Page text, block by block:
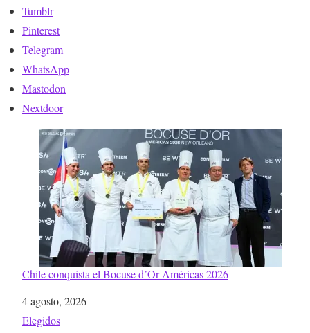
Tumblr
Pinterest
Telegram
WhatsApp
Mastodon
Nextdoor
Chile conquista el Bocuse d’Or Américas 2026
Fecha
4 agosto, 2026
Respecto a
Elegidos